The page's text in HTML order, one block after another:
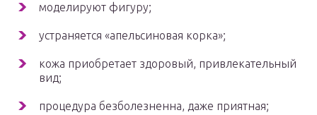
моделируют фигуру;
устраняется «апельсиновая корка»;
кожа приобретает здоровый, привлекательный
вид;
процедура безболезненна, даже приятная;